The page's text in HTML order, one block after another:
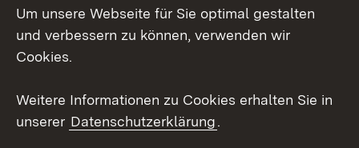
Social Wall
Youtube
Kontakt
Datenschutz
Um unsere Webseite für Sie optimal gestalten
und verbessern zu können, verwenden wir
Cookies.
Weitere Informationen zu Cookies erhalten Sie in
unserer Datenschutzerklärung.